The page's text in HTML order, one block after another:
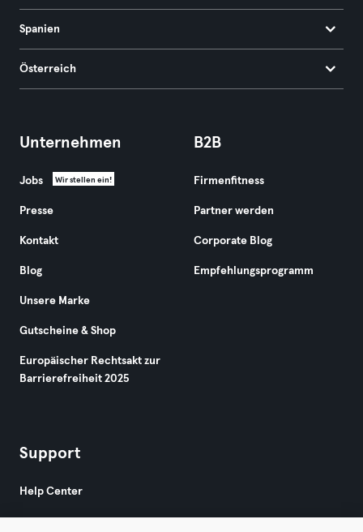
Spanien
Österreich
Unternehmen
Jobs Wir stellen ein!
Presse
Kontakt
Blog
Unsere Marke
Gutscheine & Shop
Europäischer Rechtsakt zur
Barrierefreiheit 2025
B2B
Firmenfitness
Partner werden
Corporate Blog
Empfehlungsprogramm
Support
Help Center